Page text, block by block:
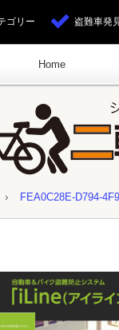
Home
ゴリー 盗難車発
FEA0C28E-D794-